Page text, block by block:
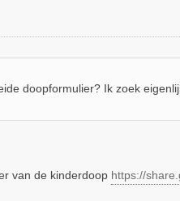
doopformulier? Ik zoek
van de kinderdoop https://